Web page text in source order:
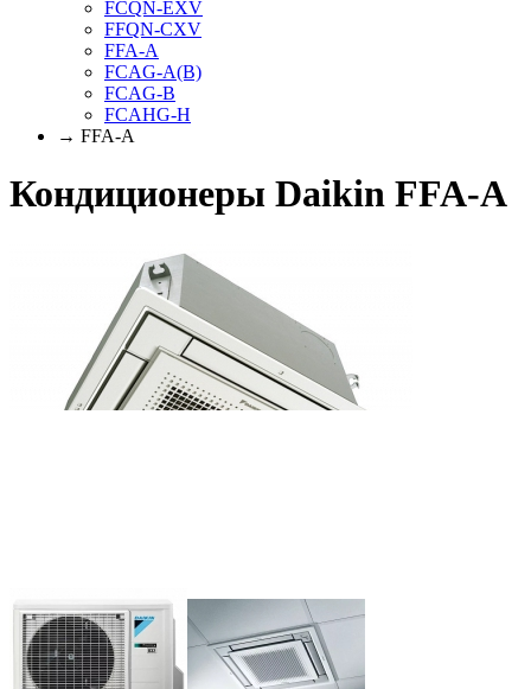
FCQN-EXV
FFQN-CXV
FFA-A
FCAG-A(B)
FCAG-B
FCAHG-H
→ FFA-A
Кондиционеры Daikin FFA-A